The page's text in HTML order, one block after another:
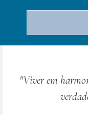
conteúdo
"Viver em